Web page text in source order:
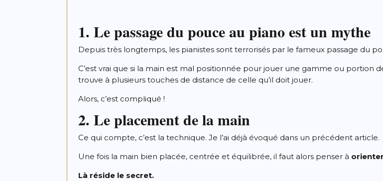
1. Le passage du pouce au piano est un mythe
Depuis très longtemps, les pianistes sont terrorisés par le fameux passage du
C’est vrai que si la main est mal positionnée pour jouer une gamme ou portion
trouve à plusieurs touches de distance de celle qu’il doit jouer.
Alors, c’est compliqué !
2. Le placement de la main
Ce qui compte, c’est la technique. Je l’ai déjà évoqué dans un précédent article.
Une fois la main bien placée, centrée et équilibrée, il faut alors penser à
Là réside le secret.